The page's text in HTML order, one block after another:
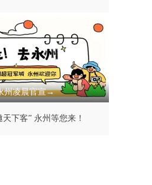
州凌晨官宣→
下客” 永州等您来！